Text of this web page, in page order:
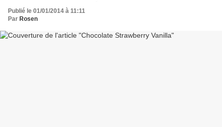
Publié le 01/01/2014 à 11:11
Par Rosen